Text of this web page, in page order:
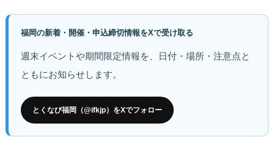
福岡の新着・開催・申込締切情報をXで受け取る
週末イベントや期間限定情報を、日付・場所・注意点と
ともにお知らせします。
とくなび福岡（@ifkjp）をXでフォロー